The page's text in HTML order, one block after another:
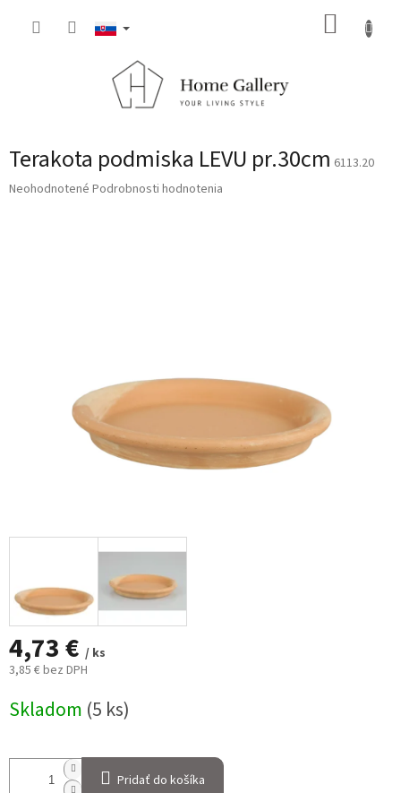
Terakota podmiska LEVU pr.30cm 6113.20
Priemerné
Neohodnotené Podrobnosti hodnotenia
4,73 € / ks
3,85 € bez DPH
cena:
Skladom (5 ks)
Pridať do košíka